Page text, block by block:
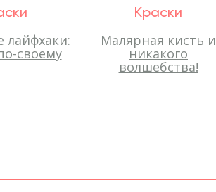
своему
Краски
Малярная кисть и
никакого
волшебства!